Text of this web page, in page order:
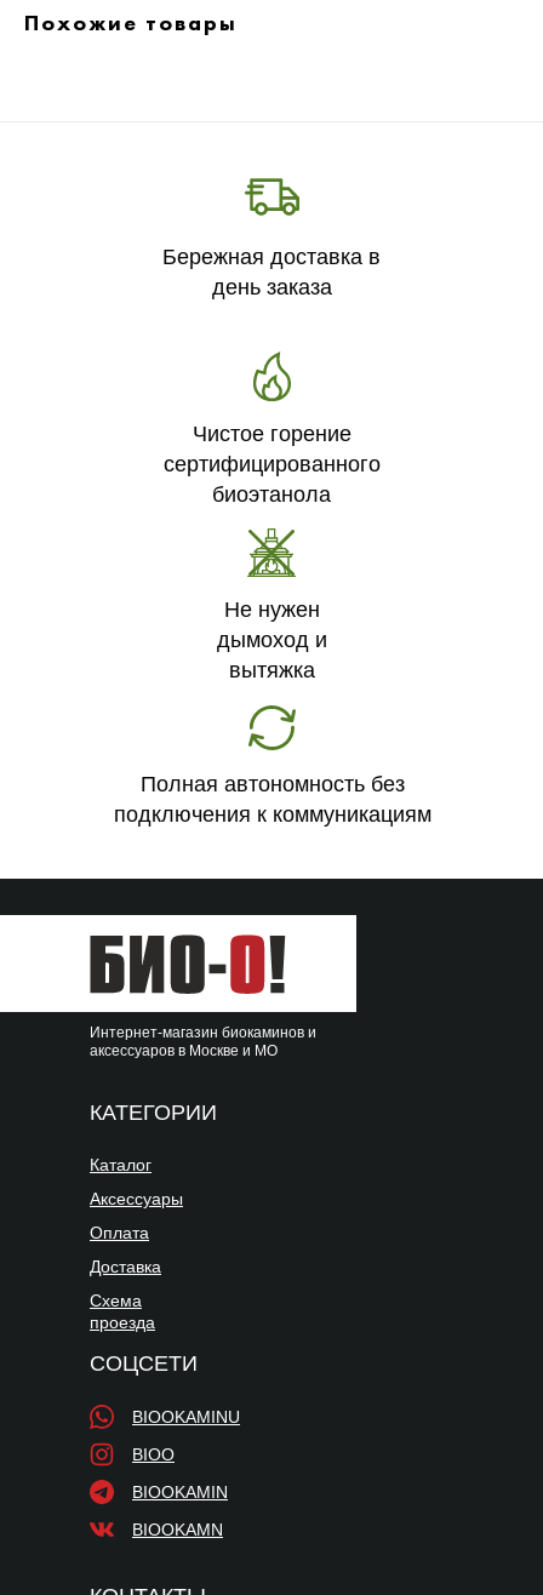
Похожие товары
Бережная доставка в
день заказа
Чистое горение
сертифицированного
биоэтанола
Не нужен
дымоход и
вытяжка
Полная автономность без
подключения к коммуникациям
КАТЕГОРИИ
Аксессуары
Каталог
Оплата
Доставка
Схема
проезда
СОЦСЕТИ
BIOO
BIOOKAMINU
Интернет-магазин биокаминов и
аксессуаров в Москве и МО
BIOOKAMIN
BIOOKAMN